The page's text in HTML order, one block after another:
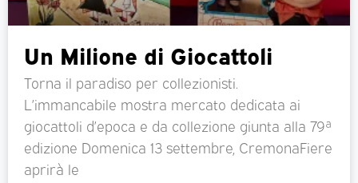
Un Milione di Giocattoli
Torna il paradiso per collezionisti.
L’immancabile mostra mercato dedicata ai
giocattoli d’epoca e da collezione giunta alla 79ª
edizione Domenica 13 settembre, CremonaFiere
aprirà le